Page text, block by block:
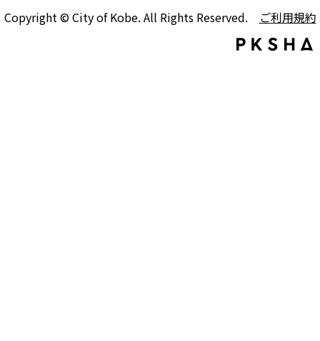
Copyright © City of Kobe. All Rights Reserved. ご利用規約